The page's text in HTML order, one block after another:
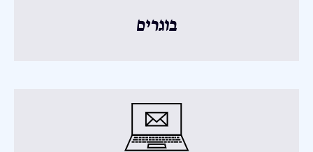
בוגרים